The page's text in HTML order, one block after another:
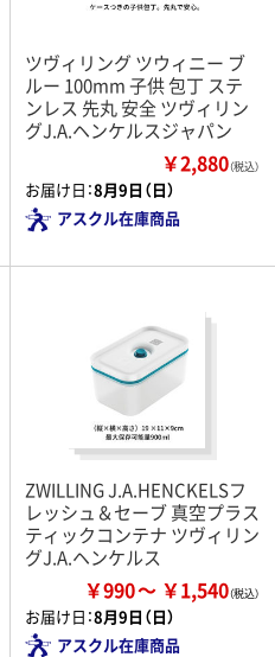
ツヴィリング ツウィニー ブ
ルー 100mm 子供 包丁 ステ
ンレス 先丸 安全 ツヴィリン
グJ.A.ヘンケルスジャパン
￥2,880（税込）
お届け日：8月9日（日）
アスクル在庫商品
ZWILLING J.A.HENCKELSフ
レッシュ＆セーブ 真空プラス
ティックコンテナ ツヴィリン
グJ.A.ヘンケルス
￥990 ￥1,540
お届け日：8月9日（日）
アスクル在庫商品